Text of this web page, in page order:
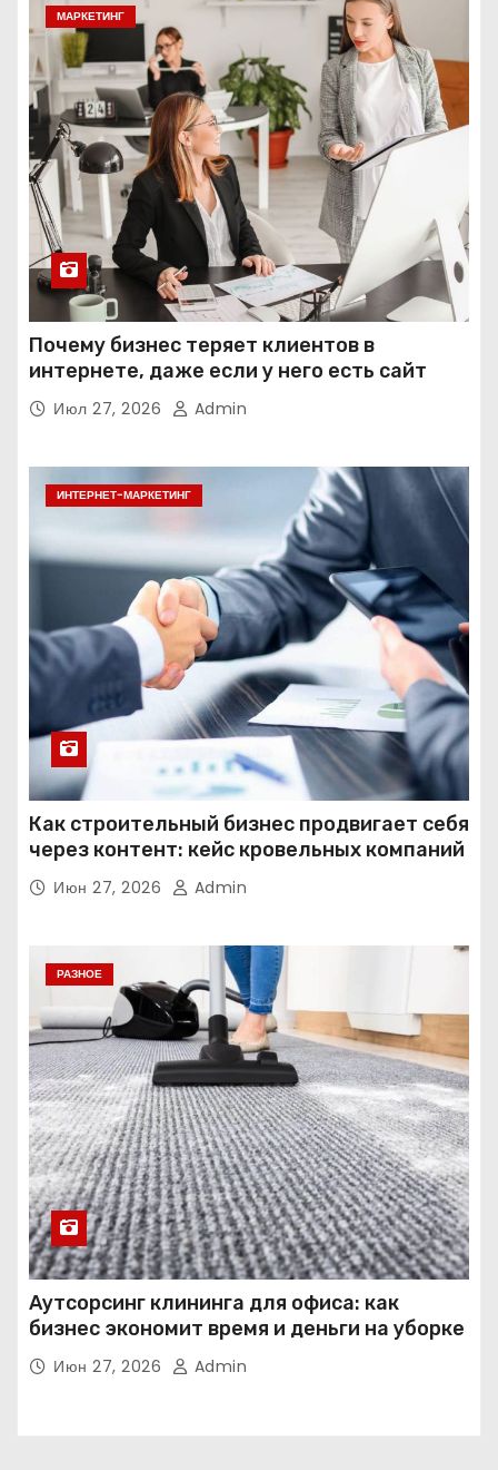
МАРКЕТИНГ
Почему бизнес теряет клиентов в
интернете, даже если у него есть сайт
Июл 27, 2026 Admin
ИНТЕРНЕТ-МАРКЕТИНГ
Как строительный бизнес продвигает себя
через контент: кейс кровельных компаний
Июн 27, 2026 Admin
РАЗНОЕ
Аутсорсинг клининга для офиса: как
бизнес экономит время и деньги на уборке
Июн 27, 2026 Admin